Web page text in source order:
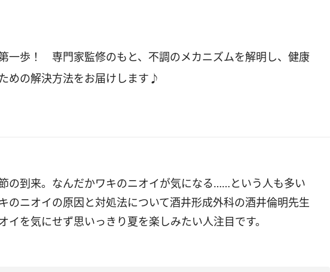
一歩！ 専門家監修のもと、不調のメカニズムを解明し、健康
めの解決方法をお届けします♪
の到来。なんだかワキのニオイが気になる……という人も多い
ニオイの原因と対処法について酒井形成外科の酒井倫明先生
イを気にせず思いっきり夏を楽しみたい人注目です。